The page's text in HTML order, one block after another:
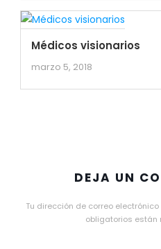
Médicos visionarios
marzo 5, 2018
DEJA UN
Tu dirección de correo
obligatorios están